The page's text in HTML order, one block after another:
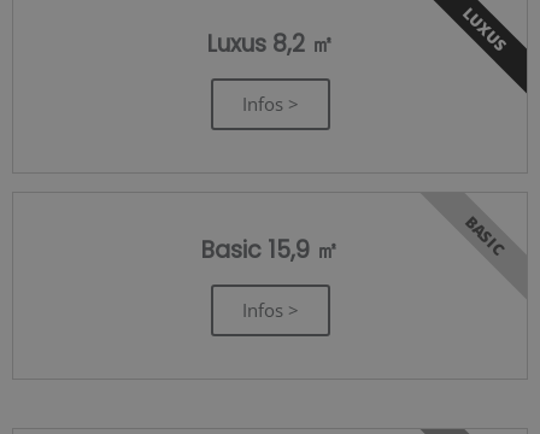
Luxus 8,2 ㎡
Infos >
LUXUS
Basic 15,9 ㎡
Infos >
BASIC